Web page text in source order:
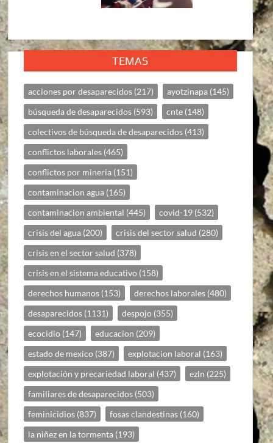
TEMAS
acciones por desaparecidos (217) ayotzinapa (145)
búsqueda de desaparecidos (593) cnte (148)
colectivos de búsqueda de desaparecidos (413)
conflictos laborales (465)
conflictos por mineria (151)
contaminacion agua (165)
contaminacion ambiental (445) covid-19 (532)
crisis del agua (200) crisis del sector salud (280)
crisis en el sector salud (378)
crisis en el sistema educativo (158)
derechos humanos (153) derechos laborales (480)
desaparecidos (1131) despojo (355)
ecocidio (147) educacion (209)
estado de mexico (387) explotacion laboral (163)
explotación y precariedad laboral (437) ezln (225)
familiares de desaparecidos (503)
feminicidios (837) fosas clandestinas (160)
la niñez en la tormenta (193)